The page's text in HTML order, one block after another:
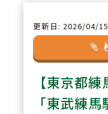
更新日: 2026/04/15
【東京都
「東武練